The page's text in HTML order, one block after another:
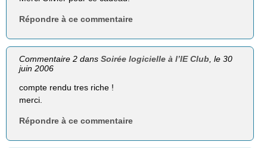
Répondre à ce commentaire
Commentaire 2 dansSoirée logicielle à l’IE Club , le 30
juin 2006
compte rendu tres riche !
merci.
Répondre à ce commentaire